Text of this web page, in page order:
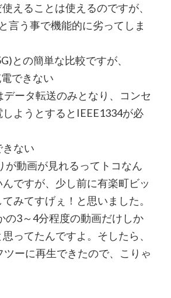
えることは使えるのですが、
言う事で機能的に劣ってしま
との簡単な比較ですが、
電できない
データ転送のみとなり、コンセ
ようとするとIEEE1334が必
きない
が動画が見れるってトコなん
ですが、少し前に有楽町ビッ
みてすげぇ！と思いました。
の3～4分程度の動画だけしか
ってたんですよ。そしたら、
ツーに再生できたので、こりゃ